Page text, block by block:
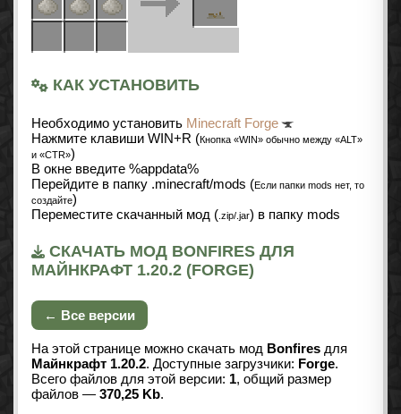
КАК УСТАНОВИТЬ
Необходимо установить Minecraft Forge
Нажмите клавиши WIN+R (Кнопка «WIN» обычно между «ALT»
и «CTR»)
В окне введите %appdata%
Перейдите в папку .minecraft/mods (Если папки mods нет, то
создайте)
Переместите скачанный мод ( .zip/.jar) в папку mods
СКАЧАТЬ МОД BONFIRES ДЛЯ
МАЙНКРАФТ 1.20.2 (FORGE)
← Все версии
На этой странице можно скачать мод Bonfires для
Майнкрафт 1.20.2. Доступные загрузчики: Forge.
Всего файлов для этой версии: 1, общий размер
файлов — 370,25 Kb.